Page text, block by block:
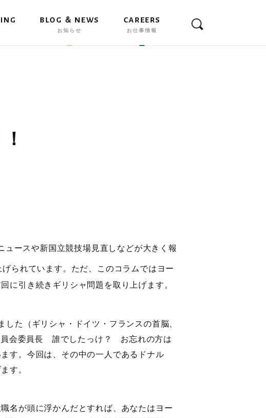
BLOG ＆ NEWS
お知らせ
CAREERS
お仕事情報
ースや新国立競技場見直しなどが大きく報
られています。ただ、このコラムではヨー
に引き続きギリシャ問題を取り上げます。
た（ギリシャ・ドイツ・フランスの首脳、
員会委員長 誰でしたっけ？ お忘れの方は
す。今回は、その中の一人であるドナル
す。
名が頭に浮かんだとすれば、あなたはヨー